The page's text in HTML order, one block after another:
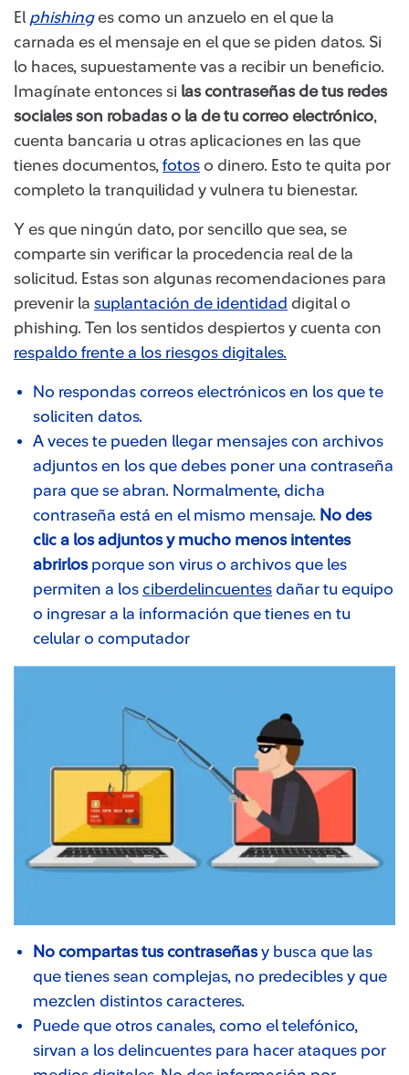
El phishinges como un anzuelo en el que la
carnada es el mensaje en el que se piden datos. Si
lo haces, supuestamente vas a recibir un beneficio.
Imagínate entonces si las contraseñas de tus redes
sociales son robadas o la de tu correo electrónico,
cuenta bancaria u otras aplicaciones en las que
tienes documentos, fotos o dinero. Esto te quita por
completo la tranquilidad y vulnera tu bienestar.
Y es que ningún dato, por sencillo que sea, se
comparte sin verificar la procedencia real de la
solicitud. Estas son algunas recomendaciones para
prevenir la suplantación de identidad digital o
phishing. Ten los sentidos despiertos y cuenta con
respaldo frente a los riesgos digitales.
No respondas correos electrónicos en los que te
soliciten datos.
A veces te pueden llegar mensajes con archivos
adjuntos en los que debes poner una contraseña
para que se abran. Normalmente, dicha
contraseña está en el mismo mensaje. No des
clic a los adjuntos y mucho menos intentes
abrirlosporque son virus o archivos que les
permiten a los ciberdelincuentes dañar tu equipo
o ingresar a la información que tienes en tu
celular o computador
No compartas tus contraseñasy busca que las
que tienes sean complejas, no predecibles y que
mezclen distintos caracteres.
Puede que otros canales, como el telefónico,
sirvan a los delincuentes para hacer ataques por